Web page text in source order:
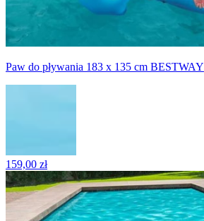
Paw do pływania 183 x 135 cm BESTWAY
159,00 zł